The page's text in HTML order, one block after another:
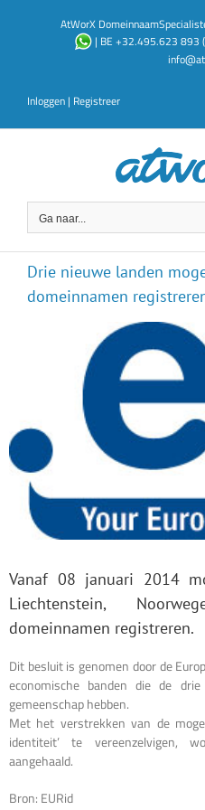
AtWorX
| BE +32.495.623 893
Inloggen | Registreer
Ga naar...
Drie nieuwe landen
domeinnamen
Vanaf 08 januari 2014
Liechtenstein,
domeinnamen registreren.
Dit besluit is genomen door de
economische banden die de
gemeenschap hebben.
Met het verstrekken van de
identiteit’ te vereenzelvigen,
aangehaald.
Bron: EURid